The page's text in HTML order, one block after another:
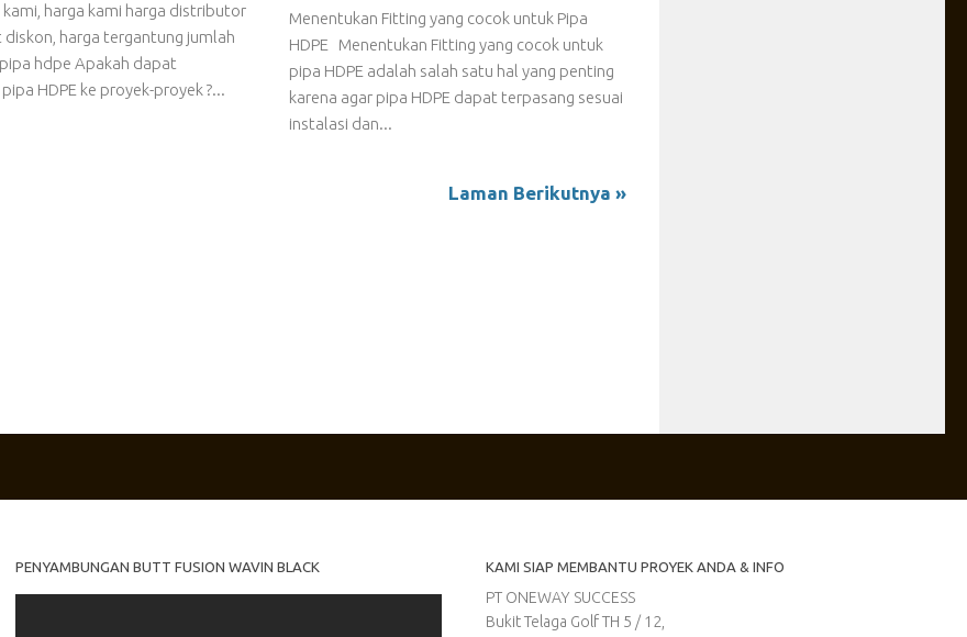
harga kami harga distributor
harga tergantung jumlah
hdpe Apakah dapat
HDPE ke proyek-proyek ?...
Menentukan Fitting yang cocok untuk Pipa
HDPE Menentukan Fitting yang cocok untuk
pipa HDPE adalah salah satu hal yang penting
karena agar pipa HDPE dapat terpasang sesuai
instalasi dan...
Laman Berikutnya »
PENYAMBUNGAN BUTT FUSION WAVIN BLACK KAMI SIAP MEMBANTU PROYEK ANDA & INFO
PT ONEWAY SUCCESS
Bukit Telaga Golf TH 5 / 12,